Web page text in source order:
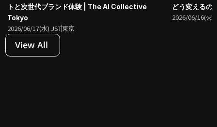
トと次世代ブランド体験 | The AI Collective
Tokyo
2026/06/17(水) JST東京
どう変える
2026/06/16(火)
View All